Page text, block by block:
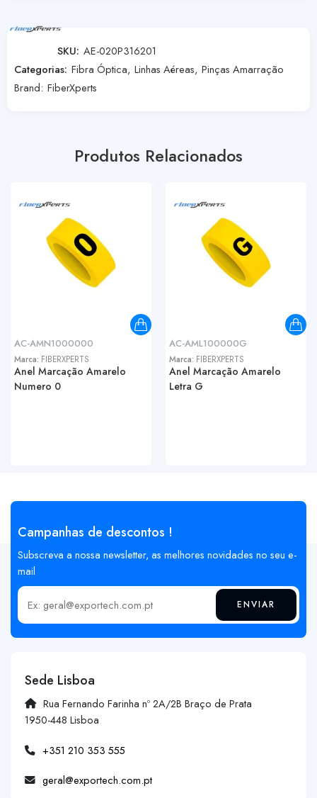
SKU: AE-020P316201
Categorias: Fibra Óptica, Linhas Aéreas, Pinças Amarração
Brand: FiberXperts
Produtos Relacionados
AC-AMN1000000
Marca: FIBERXPERTS
Anel Marcação Amarelo
Numero 0
AC-AML100000G
Marca: FIBERXPERTS
Anel Marcação Amarelo
Letra G
Campanhas de descontos !
Subscreva a nossa newsletter, as melhores novidades no seu e-
mail
Insira o seu email ENVIAR
Sede Lisboa
Rua Fernando Farinha nº 2A/2B Braço de Prata
1950-448 Lisboa
+351 210 353 555
geral@exportech.com.pt